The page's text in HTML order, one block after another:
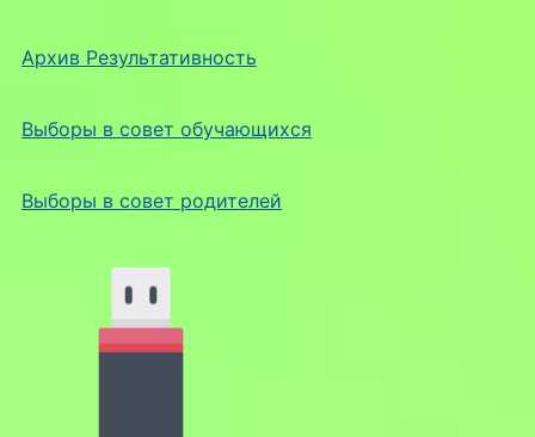
Архив Результативность
Выборы в совет обучающихся
Выборы в совет родителей